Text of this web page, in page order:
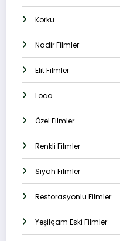
Korku
Nadir Filmler
Elit Filmler
Loca
Özel Filmler
Renkli Filmler
Siyah Filmler
Restorasyonlu Filmler
Yeşilçam Eski Filmler